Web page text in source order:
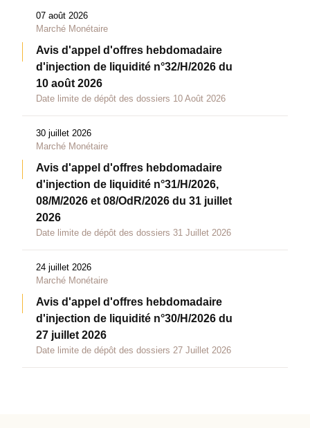
07 août 2026
Marché Monétaire
Avis d'appel d'offres hebdomadaire
d'injection de liquidité n°32/H/2026 du
10 août 2026
Date limite de dépôt des dossiers 10 Août 2026
30 juillet 2026
Marché Monétaire
Avis d'appel d'offres hebdomadaire
d'injection de liquidité n°31/H/2026,
08/M/2026 et 08/OdR/2026 du 31 juillet
2026
Date limite de dépôt des dossiers 31 Juillet 2026
24 juillet 2026
Marché Monétaire
Avis d'appel d'offres hebdomadaire
d'injection de liquidité n°30/H/2026 du
27 juillet 2026
Date limite de dépôt des dossiers 27 Juillet 2026